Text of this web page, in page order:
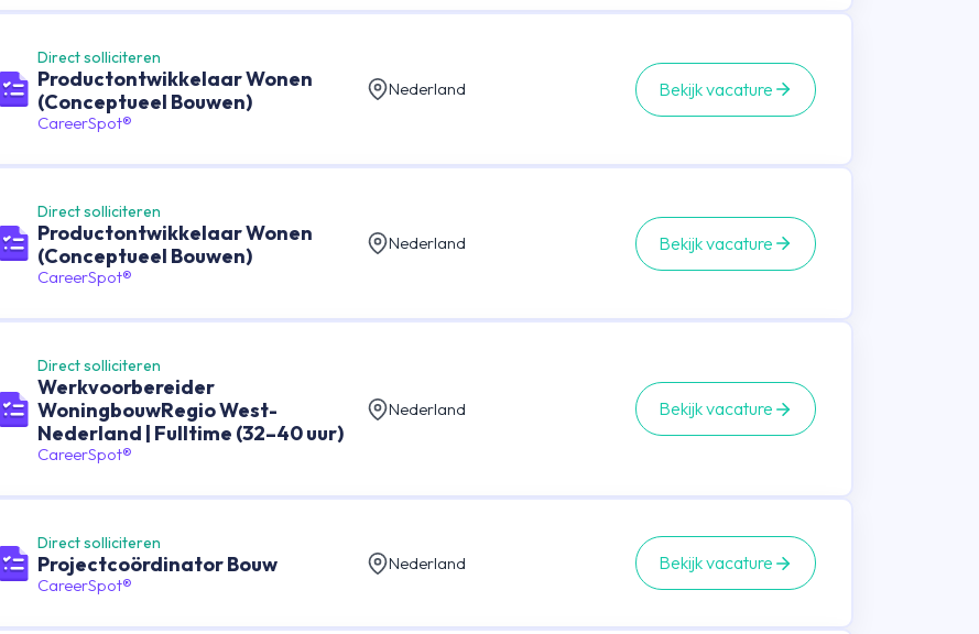
Direct solliciteren
Productontwikkelaar Wonen
(Conceptueel Bouwen)
CareerSpot®
Nederland Bekijk vacature
Direct solliciteren
Productontwikkelaar Wonen
(Conceptueel Bouwen)
CareerSpot®
Nederland Bekijk vacature
Direct solliciteren
Werkvoorbereider
WoningbouwRegio West-
Nederland | Fulltime (32–40 uur)
CareerSpot®
Nederland Bekijk vacature
Direct solliciteren
Projectcoördinator Bouw
CareerSpot®
Nederland Bekijk vacature